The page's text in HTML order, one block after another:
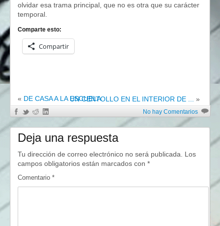
olvidar esa trama principal, que no es otra que su carácter
temporal.
Comparte esto:
Compartir
« DE CASA A LA ESCUELAUN CENTOLLO EN EL INTERIOR DE ... »
No hay Comentarios
Deja una respuesta
Tu dirección de correo electrónico no será publicada.
Los
campos obligatorios están marcados con *
Comentario *